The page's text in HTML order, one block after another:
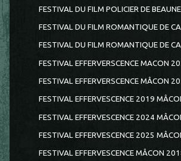
FESTIVAL DU FILM POLICIER DE
FESTIVAL DU FILM ROMANTIQUE DE
FESTIVAL DU FILM ROMANTIQUE DE
FESTIVAL EFFERVERSCENCE MACON
FESTIVAL EFFERVERSCENCE MÂCON
FESTIVAL EFFERVESCENCE 2019
FESTIVAL EFFERVESCENCE 2024
FESTIVAL EFFERVESCENCE 2025
FESTIVAL EFFERVESCENCE MÂCON